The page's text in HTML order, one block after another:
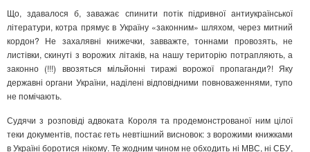
Що, здавалося б, заважає спинити потік підривної антиукраїнської
літератури, котра прямує в Україну «законним» шляхом, через митний
кордон? Не захалявні книжечки, завважте, тоннами провозять, не
листівки, скинуті з ворожих літаків, на нашу територію потрапляють, а
законно (!!!) ввозяться мільйонні тиражі ворожої пропаганди?! Яку
державні органи України, наділені відповідними повноваженнями, тупо
не помічають.
Судячи з розповіді адвоката Короля та продемонстрованої ним цілої
теки документів, постає геть невтішний висновок: з ворожими книжками
в Україні боротися нікому. Те жодним чином не обходить ні МВС, ні СБУ,